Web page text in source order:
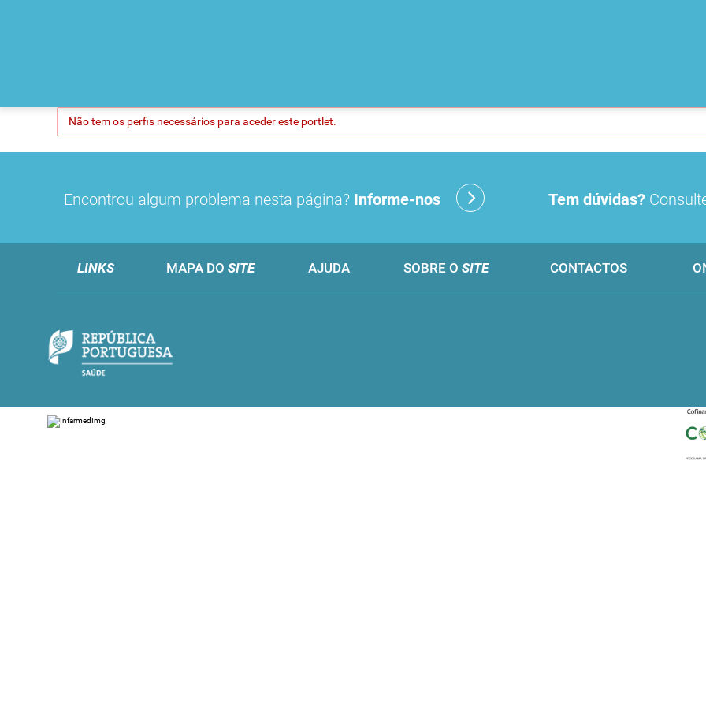
Não tem os perfis necessários para aceder este portlet.
Encontrou algum problema nesta página? Informe-nos Tem dúvidas?
LINKS MAPA DO SITE AJUDA SOBRE O SITE CONTACTOS